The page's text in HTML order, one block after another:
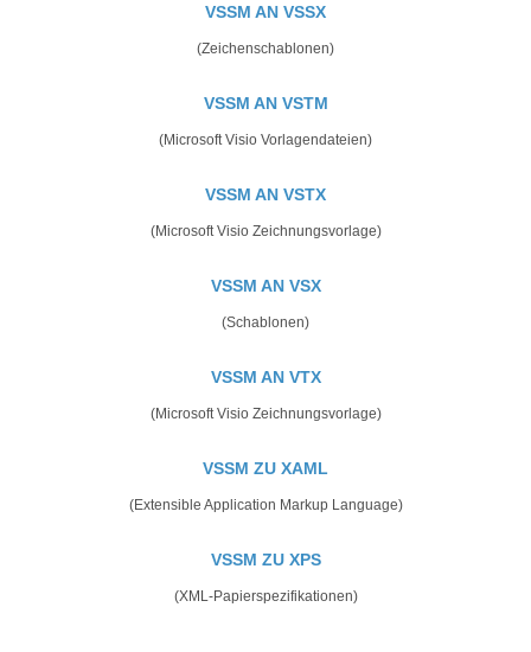
VSSM AN VSSX
(Zeichenschablonen)
VSSM AN VSTM
(Microsoft Visio Vorlagendateien)
VSSM AN VSTX
(Microsoft Visio Zeichnungsvorlage)
VSSM AN VSX
(Schablonen)
VSSM AN VTX
(Microsoft Visio Zeichnungsvorlage)
VSSM ZU XAML
(Extensible Application Markup Language)
VSSM ZU XPS
(XML-Papierspezifikationen)